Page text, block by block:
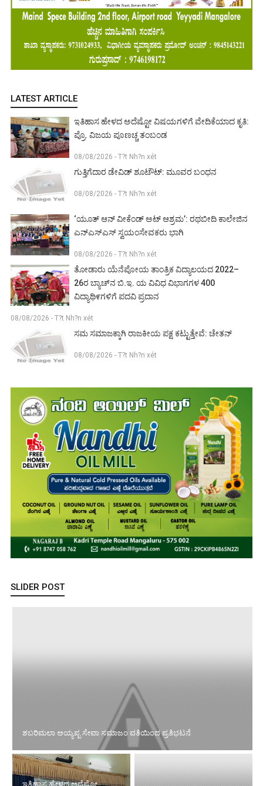
LATEST ARTICLE
ಇತಿಹಾಸ ಹೇಳದ ಅದೆಷ್ಟೋ ವಿಷಯಗಳಿಗೆ ವೇದಿಕೆಯಾದ ಕೃತಿ:
ಪ್ರೊ. ವಿಜಯ ಪೂಣಚ್ಚ ತಂಬಂಡ
08/08/2026 - T?t Nh?n xét
ಗುತ್ತಿಗೆದಾರ ಡೇವಿಡ್ ಶೂಟೌಟ್: ಮೂವರ ಬಂಧನ
08/08/2026 - T?t Nh?n xét
‘ಯೂತ್ ಆನ್ ವೀಕೆಂಡ್ ಅಟ್ ಆಶ್ರಮ’: ರಥಬೀದಿ ಕಾಲೇಜಿನ
ಎನ್‌ಎಸ್‌ಎಸ್ ಸ್ವಯಂಸೇವಕರು ಭಾಗಿ
08/08/2026 - T?t Nh?n xét
ತೋಡಾರು ಯೆನೆಪೋಯ ತಾಂತ್ರಿಕ ವಿದ್ಯಾಲಯದ 2022–
26ರ ಬ್ಯಾಚ್‌ನ ಬಿ.ಇ. ಯ ವಿವಿಧ ವಿಭಾಗಗಳ 400
ವಿದ್ಯಾಥಿ೯ಗಳಿಗೆ ಪದವಿ ಪ್ರದಾನ
08/08/2026 - T?t Nh?n xét
ಸಮ ಸಮಾಜಕ್ಕಾಗಿ ರಾಜಕೀಯ ಪಕ್ಷ ಕಟ್ಟುತ್ತೇವೆ: ಚೇತನ್
08/08/2026 - T?t Nh?n xét
SLIDER POST
ಶಬರಿಮಲಾ ಅಯ್ಯಪ್ಪ ಸೇವಾ ಸಮಾಜಂ ವತಿಯಿಂದ ಪ್ರತಿಭಟನೆ
ಇತಿಹಾಸ ಹೇಳದ ಅದೆಷ್ಟೋ